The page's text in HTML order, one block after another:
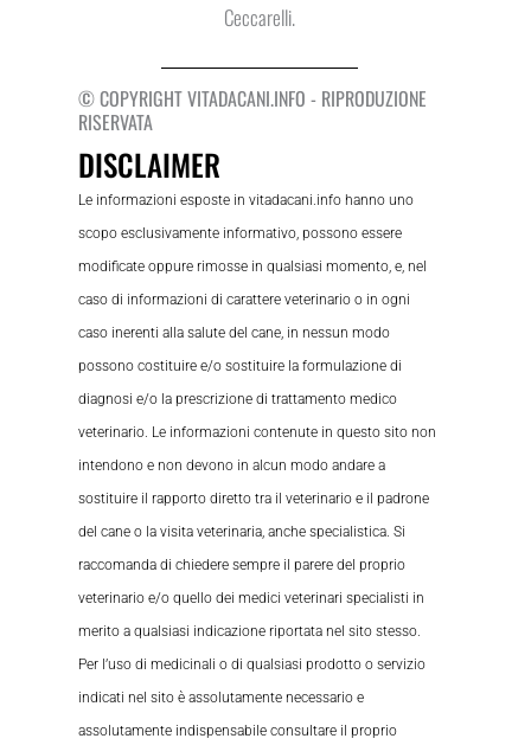
Ceccarelli.
© COPYRIGHT VITADACANI.INFO - RIPRODUZIONE
RISERVATA
DISCLAIMER
Le informazioni esposte in vitadacani.info hanno uno
scopo esclusivamente informativo, possono essere
modificate oppure rimosse in qualsiasi momento, e, nel
caso di informazioni di carattere veterinario o in ogni
caso inerenti alla salute del cane, in nessun modo
possono costituire e/o sostituire la formulazione di
diagnosi e/o la prescrizione di trattamento medico
veterinario. Le informazioni contenute in questo sito non
intendono e non devono in alcun modo andare a
sostituire il rapporto diretto tra il veterinario e il padrone
del cane o la visita veterinaria, anche specialistica. Si
raccomanda di chiedere sempre il parere del proprio
veterinario e/o quello dei medici veterinari specialisti in
merito a qualsiasi indicazione riportata nel sito stesso.
Per l’uso di medicinali o di qualsiasi prodotto o servizio
indicati nel sito è assolutamente necessario e
assolutamente indispensabile consultare il proprio